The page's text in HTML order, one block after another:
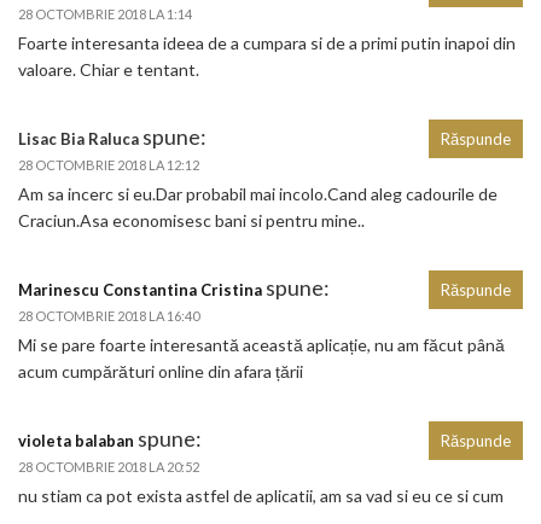
28 OCTOMBRIE 2018 LA 1:14
Foarte interesanta ideea de a cumpara si de a primi putin inapoi din
valoare. Chiar e tentant.
Lisac Bia Raluca spune:
28 OCTOMBRIE 2018 LA 12:12
Am sa incerc si eu.Dar probabil mai incolo.Cand aleg cadourile de
Craciun.Asa economisesc bani si pentru mine..
Răspunde
Marinescu Constantina Cristina spune:
28 OCTOMBRIE 2018 LA 16:40
Mi se pare foarte interesantă această aplicație, nu am făcut până
acum cumpărături online din afara țării
Răspunde
violeta balaban spune:
28 OCTOMBRIE 2018 LA 20:52
nu stiam ca pot exista astfel de aplicatii, am sa vad si eu ce si cum
Răspunde